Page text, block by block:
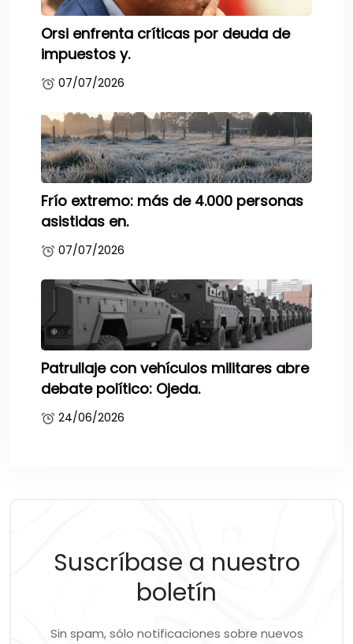
Orsi enfrenta críticas por deuda de
impuestos y.
07/07/2026
Frío extremo: más de 4.000 personas
asistidas en.
07/07/2026
Patrullaje con vehículos militares abre
debate político: Ojeda.
24/06/2026
Suscríbase a nuestro
boletín
Sin spam, sólo notificaciones sobre nuevos